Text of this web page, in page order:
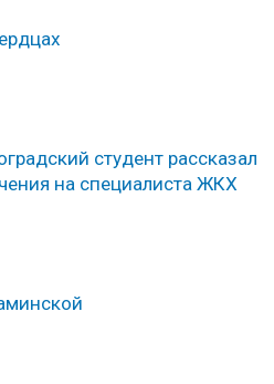
студент рассказал
на специалиста ЖКХ